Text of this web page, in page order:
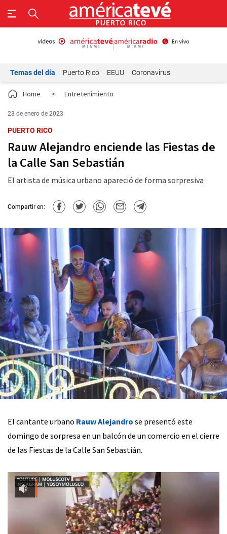
Temas del día Puerto Rico EEUU Coronavirus
Home > Entretenimiento
23 de enero de 2023
PUERTO RICO
Rauw Alejandro enciende las Fiestas de
la Calle San Sebastián
El artista de música urbano apareció de forma sorpresiva
Compartir en:
El cantante urbano Rauw Alejandro se presentó este
domingo de sorpresa en un balcón de un comercio en el cierre
de las Fiestas de la Calle San Sebastián.